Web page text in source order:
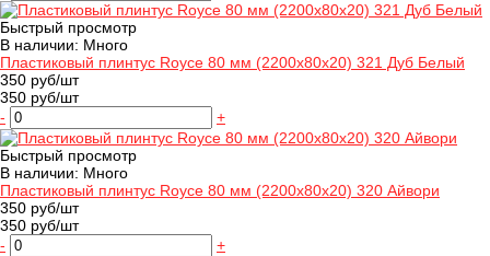
Быстрый просмотр
В наличии: Много
Пластиковый плинтус Royce 80 мм (2200x80x20) 321 Дуб Белый
350 руб/шт
350 руб/шт
-
+
Быстрый просмотр
В наличии: Много
Пластиковый плинтус Royce 80 мм (2200x80x20) 320 Айвори
350 руб/шт
350 руб/шт
-
+